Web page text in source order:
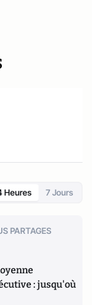
Heures 7 Jours
PARTAGES
: jusqu'où